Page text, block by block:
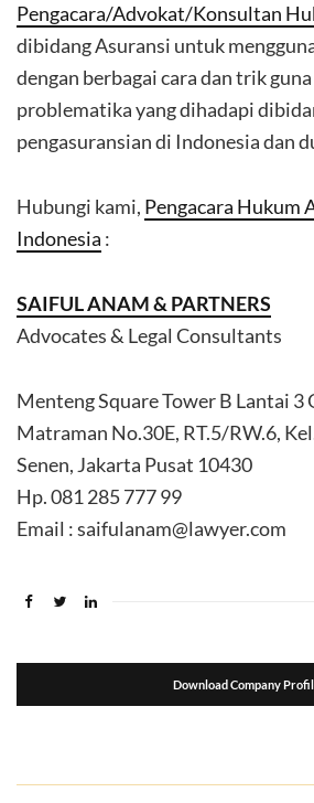
Pengacara/Advokat/Konsultan
dibidang Asuransi untuk
dengan berbagai cara dan trik
problematika yang dihadapi
pengasuransian di Indonesia dan
Hubungi kami, Pengacara Hukum
Indonesia :
SAIFUL ANAM & PARTNERS
Advocates & Legal Consultants
Menteng Square Tower B Lantai 3
Matraman No.30E, RT.5/RW.6,
Senen, Jakarta Pusat 10430
Hp. 081 285 777 99
Email : saifulanam@lawyer.com
Download Company